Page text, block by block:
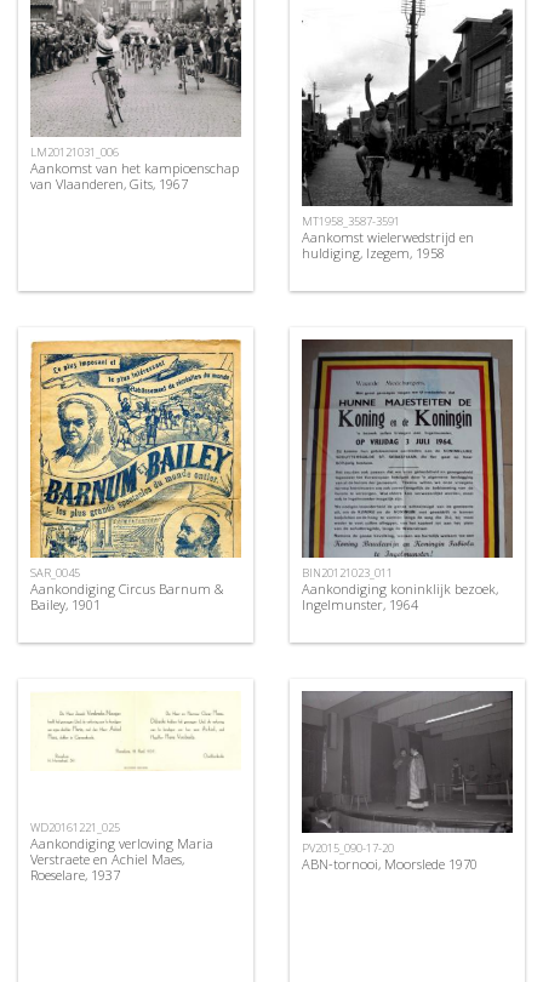
LM20121031_006
Aankomst van het kampioenschap
van Vlaanderen, Gits, 1967
MT1958_3587-3591
Aankomst wielerwedstrijd en
huldiging, Izegem, 1958
SAR_0045
Aankondiging Circus Barnum &
Bailey, 1901
BIN20121023_011
Aankondiging koninklijk bezoek,
Ingelmunster, 1964
WD20161221_025
Aankondiging verloving Maria
Verstraete en Achiel Maes,
Roeselare, 1937
PV2015_090-17-20
ABN-tornooi, Moorslede 1970